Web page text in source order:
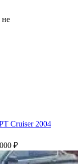
не
Cruiser 2004
₽